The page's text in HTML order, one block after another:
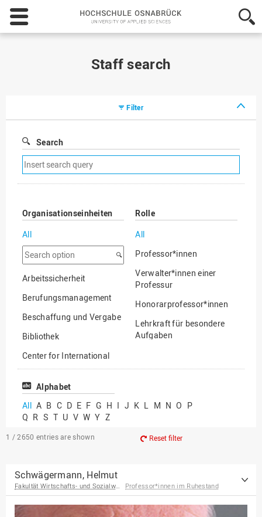
Hochschule
Osnabrück
-
Staff search
Filter
Search
Remove
search
filter
Organisationseinheiten
All
Search
option
Arbeitssicherheit
Berufungsmanagement
Beschaffung und Vergabe
Bibliothek
Center for International
Mobility
Center for International
Chancengerechtigkeit
eLearning Competence
EU-Büro
Fakultät
Agrarwissenschaften und
Landschaftsarchitektur
Rolle
All
Professor*innen
Verwalter*innen einer
Professur
Honorarprofessor*innen
Lehrkraft für besondere
Aufgaben
Professor*innen im
Alphabet
All A B C D E F G H I J K L M N O P
Q R S T U V W Y Z
1 / 2650 entries are shown Reset filter
Schwägermann, Helmut
Fakultät Wirtschafts- und Sozialwissenschaften Professor*innen im Ruhestand